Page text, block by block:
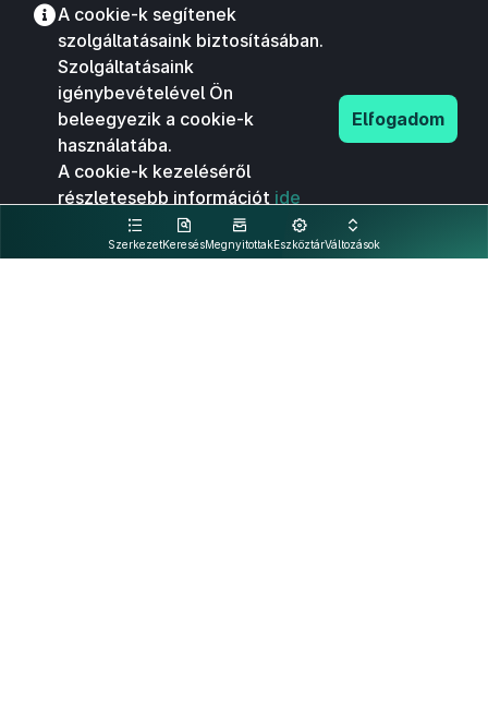
SzerkezetKeresésMegnyitottakEszköztárVáltozások
A cookie-k segítenek
szolgáltatásaink biztosításában.
Szolgáltatásaink
igénybevételével Ön
beleegyezik a cookie-k
használatába.
A cookie-k kezeléséről
részletesebb információt ide
kattintva olvashat.
Elfogadom